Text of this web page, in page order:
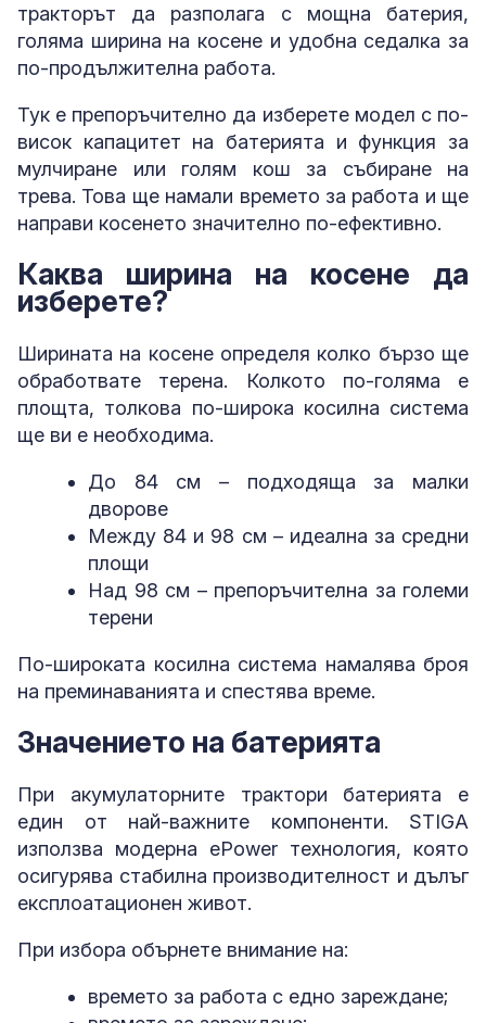
тракторът да разполага с мощна батерия,
голяма ширина на косене и удобна седалка за
по-продължителна работа.
Тук е препоръчително да изберете модел с по-
висок капацитет на батерията и функция за
мулчиране или голям кош за събиране на
трева. Това ще намали времето за работа и ще
направи косенето значително по-ефективно.
Каква ширина на косене да
изберете?
Ширината на косене определя колко бързо ще
обработвате терена. Колкото по-голяма е
площта, толкова по-широка косилна система
ще ви е необходима.
До 84 см – подходяща за малки
дворове
Между 84 и 98 см – идеална за средни
площи
Над 98 см – препоръчителна за големи
терени
По-широката косилна система намалява броя
на преминаванията и спестява време.
Значението на батерията
При акумулаторните трактори батерията е
един от най-важните компоненти. STIGA
използва модерна ePower технология, която
осигурява стабилна производителност и дълъг
експлоатационен живот.
При избора обърнете внимание на:
времето за работа с едно зареждане;